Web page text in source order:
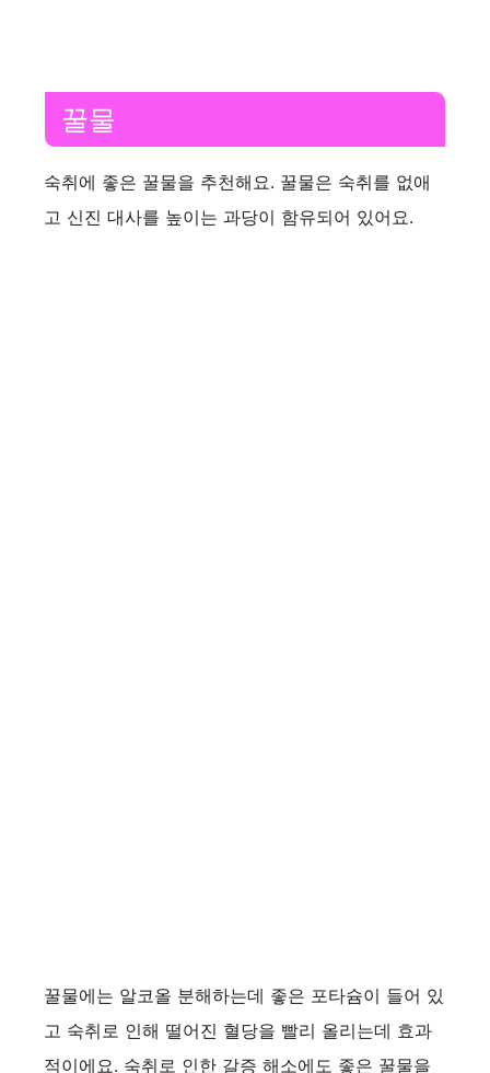
꿀물
숙취에 좋은 꿀물을 추천해요. 꿀물은 숙취를 없애
고 신진 대사를 높이는 과당이 함유되어 있어요.
꿀물에는 알코올 분해하는데 좋은 포타슘이 들어 있
고 숙취로 인해 떨어진 혈당을 빨리 올리는데 효과
적이에요. 숙취로 인한 갈증 해소에도 좋은 꿀물을